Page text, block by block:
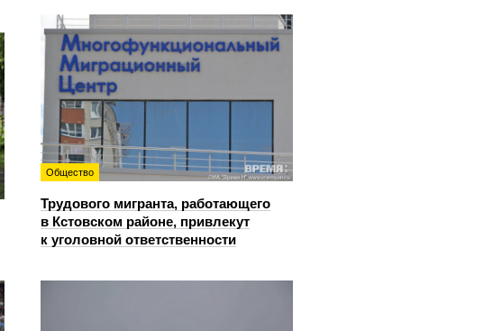
Общество
Трудового мигранта, работающего
в Кстовском районе, привлекут
к уголовной ответственности